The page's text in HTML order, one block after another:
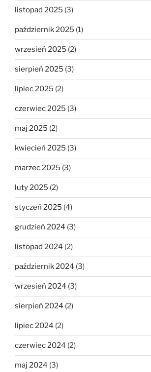
listopad 2025 (3)
październik 2025 (1)
wrzesień 2025 (2)
sierpień 2025 (3)
lipiec 2025 (2)
czerwiec 2025 (3)
maj 2025 (2)
kwiecień 2025 (3)
marzec 2025 (3)
luty 2025 (2)
styczeń 2025 (4)
grudzień 2024 (3)
listopad 2024 (2)
październik 2024 (3)
wrzesień 2024 (3)
sierpień 2024 (2)
lipiec 2024 (2)
czerwiec 2024 (2)
maj 2024 (3)